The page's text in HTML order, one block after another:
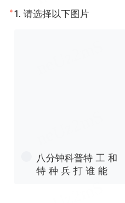
* 1. 请选择以下图片
八分钟科普特 工 和
特 种 兵 打 谁 能